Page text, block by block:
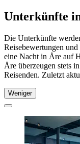
Unterkünfte
Die Unterkünfte
Reisebewertungen
eine Nacht in Åre auf
Åre überzeugen stets
Reisenden. Zuletzt
Weniger